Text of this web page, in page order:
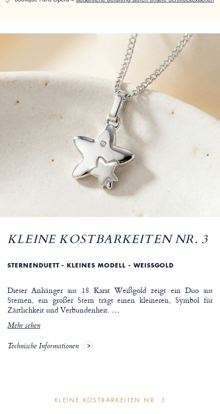
KLEINE KOSTBARKEITEN NR. 3
STERNENDUETT - KLEINES MODELL - WEISSGOLD
Dieser Anhänger aus 18 Karat Weißgold zeigt ein Duo aus
Sternen, ein großer Stern trägt einen kleineren, Symbol für
Zärtlichkeit und Verbundenheit. …
Mehr sehen
Technische Informationen
KLEINE KOSTBARKEITEN NR. 3